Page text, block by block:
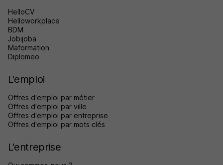
HelloCV
Helloworkplace
BDM
Jobijoba
Maformation
Diplomeo
L'emploi
Offres d'emploi par métier
Offres d'emploi par ville
Offres d'emploi par entreprise
Offres d'emploi par mots clés
L'entreprise